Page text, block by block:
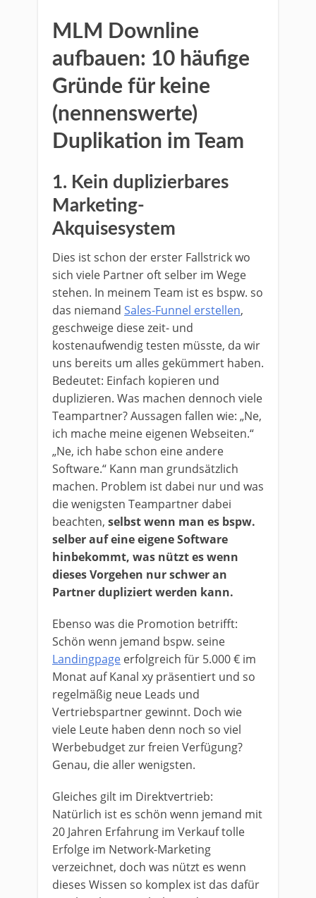
MLM Downline
aufbauen: 10 häufige
Gründe für keine
(nennenswerte)
Duplikation im Team
1. Kein duplizierbares
Marketing-
Akquisesystem
Dies ist schon der erster Fallstrick wo
sich viele Partner oft selber im Wege
stehen. In meinem Team ist es bspw. so
das niemand Sales-Funnel erstellen,
geschweige diese zeit- und
kostenaufwendig testen müsste, da wir
uns bereits um alles gekümmert haben.
Bedeutet: Einfach kopieren und
duplizieren. Was machen dennoch viele
Teampartner? Aussagen fallen wie: „Ne,
ich mache meine eigenen Webseiten.“
„Ne, ich habe schon eine andere
Software.“ Kann man grundsätzlich
machen. Problem ist dabei nur und was
die wenigsten Teampartner dabei
beachten, selbst wenn man es bspw.
selber auf eine eigene Software
hinbekommt, was nützt es wenn
dieses Vorgehen nur schwer an
Partner dupliziert werden kann.
Ebenso was die Promotion betrifft:
Schön wenn jemand bspw. seine
Landingpage erfolgreich für 5.000 € im
Monat auf Kanal xy präsentiert und so
regelmäßig neue Leads und
Vertriebspartner gewinnt. Doch wie
viele Leute haben denn noch so viel
Werbebudget zur freien Verfügung?
Genau, die aller wenigsten.
Gleiches gilt im Direktvertrieb:
Natürlich ist es schön wenn jemand mit
20 Jahren Erfahrung im Verkauf tolle
Erfolge im Network-Marketing
verzeichnet, doch was nützt es wenn
dieses Wissen so komplex ist das dafür